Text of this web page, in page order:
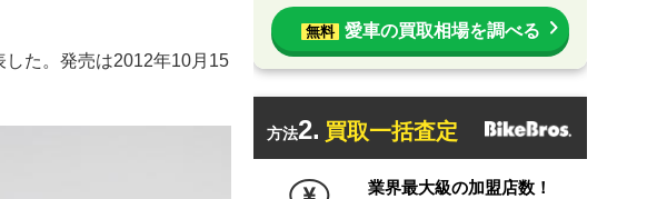
た。発売は2012年10月15
無料 愛車の買取相場を調べる
方法2. 買取一括査定
業界最大級の加盟店数！